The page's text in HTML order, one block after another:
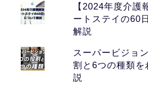
【2024年度介護
ートステイの60
解説
スーパービジョ
割と6つの種類を
説